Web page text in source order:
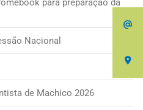
para preparação da
Nacional
de Machico 2026